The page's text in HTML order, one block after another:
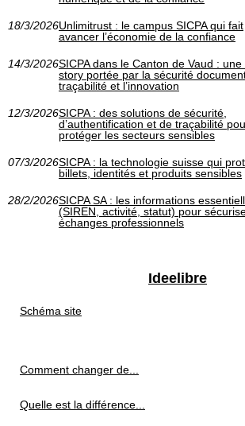
18/3/2026Unlimitrust : le campus SICPA qui fait
avancer l’économie de la confiance
14/3/2026SICPA dans le Canton de Vaud :
story portée par la sécurité
traçabilité et l’innovation
12/3/2026SICPA : des solutions de sécurité,
d’authentification et de traçabilité
protéger les secteurs sensibles
07/3/2026SICPA : la technologie suisse qui
billets, identités et produits sensibles
28/2/2026SICPA SA : les informations
(SIREN, activité, statut) pour
échanges professionnels
Ideelibre
Schéma site
Comment changer de...
Quelle est la différence...